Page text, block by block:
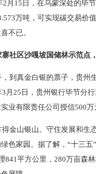
2月15日，在乌蒙深处的毕
万吨，可实现碳交易价
不已。
社区沙嘎坡国储林示范点
，到真金白银的票子，贵
月25日，贵州银行毕节分
业有限责任公司授信500万
金山银山。守住发展和生
色家园。据了解，“十三
841平方公里，280万亩森